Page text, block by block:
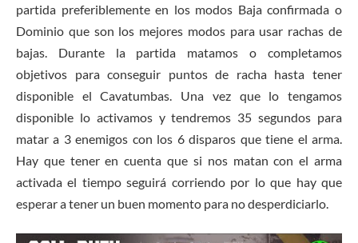
partida preferiblemente en los modos Baja confirmada o
Dominio que son los mejores modos para usar rachas de
bajas. Durante la partida matamos o completamos
objetivos para conseguir puntos de racha hasta tener
disponible el Cavatumbas. Una vez que lo tengamos
disponible lo activamos y tendremos 35 segundos para
matar a 3 enemigos con los 6 disparos que tiene el arma.
Hay que tener en cuenta que si nos matan con el arma
activada el tiempo seguirá corriendo por lo que hay que
esperar a tener un buen momento para no desperdiciarlo.